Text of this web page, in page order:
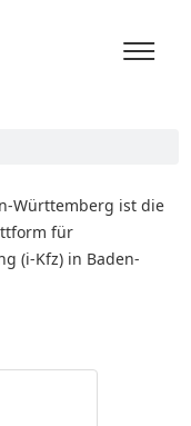
Württemberg ist die
für
(i-Kfz) in Baden-